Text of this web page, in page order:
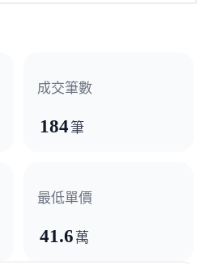
成交筆數
184筆
最低單價
41.6 萬